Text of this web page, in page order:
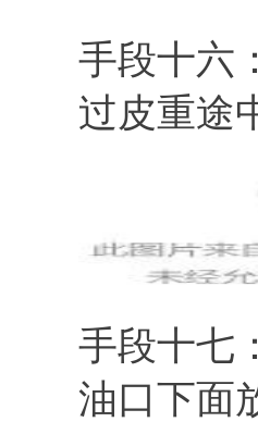
手段十六
过皮重途
手段十七
油口下面